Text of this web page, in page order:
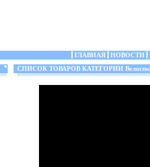
ГЛАВНАЯ НОВОСТИ
СПИСОК ТОВАРОВ КАТЕГОРИИ